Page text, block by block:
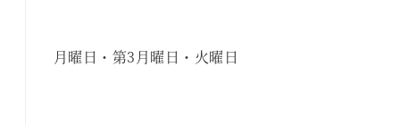
月曜日・第3月曜日・火曜日